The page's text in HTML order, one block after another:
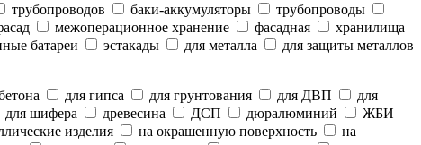
трубопроводов баки-аккумуляторы
трубопроводы
межоперационное хранение фасадная
хранилища
батареи эстакады для металла
для защиты металлов
для гипса для грунтования для ДВП
для
для шифера древесина ДСП дюралюминий
ЖБИ
изделия на окрашенную поверхность
на